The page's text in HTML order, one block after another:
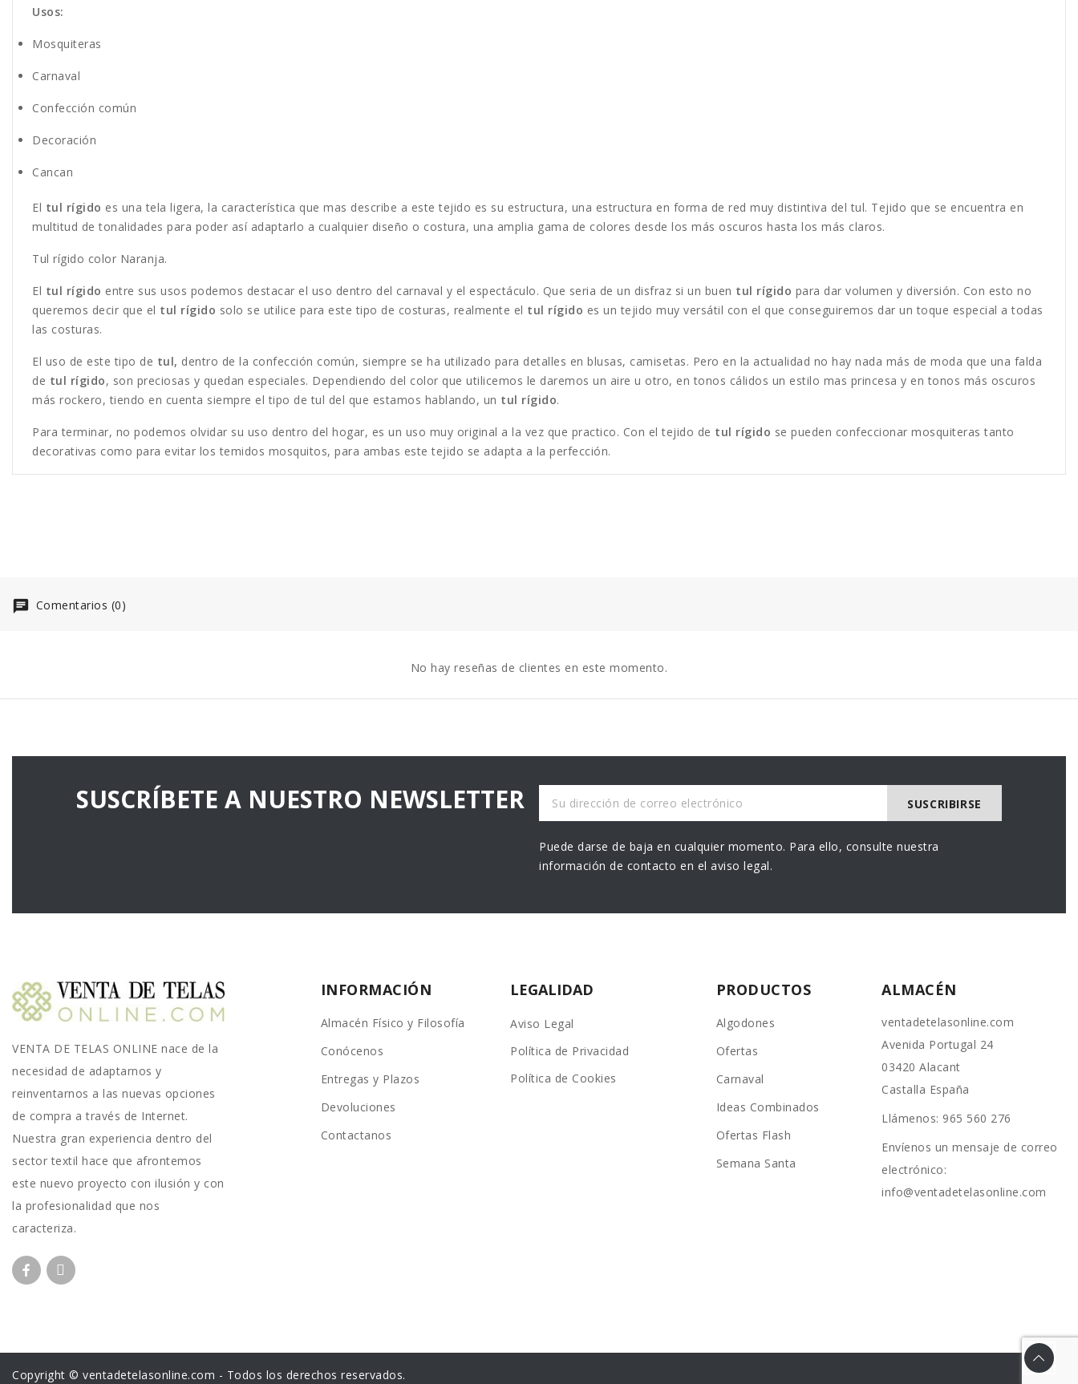
Usos:
Mosquiteras
Carnaval
Confección común
Decoración
Cancan
El tul rígido es una tela ligera, la característica que mas describe a este tejido es su estructura, una estructura en forma de red muy distintiva del tul. Tejido que se encuentra en
multitud de tonalidades para poder así adaptarlo a cualquier diseño o costura, una amplia gama de colores desde los más oscuros hasta los más claros.
Tul rígido color Naranja.
El tul rígido entre sus usos podemos destacar el uso dentro del carnaval y el espectáculo. Que seria de un disfraz si un buen tul rígido para dar volumen y diversión. Con esto no
queremos decir que el tul rígido solo se utilice para este tipo de costuras, realmente el tul rígido es un tejido muy versátil con el que conseguiremos dar un toque especial a todas
las costuras.
El uso de este tipo de tul, dentro de la confección común, siempre se ha utilizado para detalles en blusas, camisetas. Pero en la actualidad no hay nada más de moda que una falda
de tul rígido, son preciosas y quedan especiales. Dependiendo del color que utilicemos le daremos un aire u otro, en tonos cálidos un estilo mas princesa y en tonos más oscuros
más rockero, tiendo en cuenta siempre el tipo de tul del que estamos hablando, un tul rígido.
Para terminar, no podemos olvidar su uso dentro del hogar, es un uso muy original a la vez que practico. Con el tejido de tul rígido se pueden confeccionar mosquiteras tanto
decorativas como para evitar los temidos mosquitos, para ambas este tejido se adapta a la perfección.
Comentarios (0)
No hay reseñas de clientes en este momento.
SUSCRÍBETE A NUESTRO NEWSLETTER
Puede darse de baja en cualquier momento. Para ello, consulte nuestra
información de contacto en el aviso legal.
VENTA DE TELAS ONLINE nace de la
necesidad de adaptarnos y
reinventarnos a las nuevas opciones
de compra a través de Internet.
Nuestra gran experiencia dentro del
sector textil hace que afrontemos
este nuevo proyecto con ilusión y con
la profesionalidad que nos
caracteriza.
INFORMACIÓN
Almacén Físico y Filosofía
Conócenos
Entregas y Plazos
Devoluciones
Contactanos
LEGALIDAD
Aviso Legal
Política de Privacidad
Política de Cookies
PRODUCTOS
Algodones
Ofertas
Carnaval
Ideas Combinados
Ofertas Flash
Semana Santa
ALMACÉN
ventadetelasonline.com
Avenida Portugal 24
03420 Alacant
Castalla España
Llámenos: 965 560 276
Envíenos un mensaje de correo
electrónico:
info@ventadetelasonline.com
Copyright © ventadetelasonline.com - Todos los derechos reservados.